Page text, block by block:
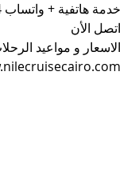
اتصل الأن
الاسعار و مواعيد